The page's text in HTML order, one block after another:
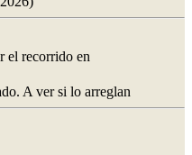
el recorrido en
A ver si lo arreglan